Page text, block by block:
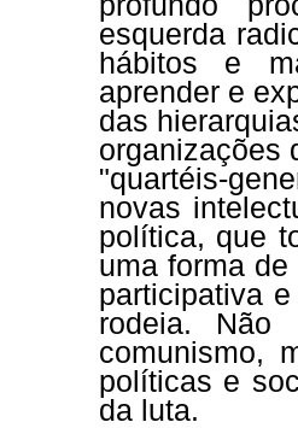
esquerda
hábitos e
aprender e
das
organizações
"quartéis-
novas
política, que
uma forma
participativa
rodeia. Não
comunismo,
políticas e
da luta.